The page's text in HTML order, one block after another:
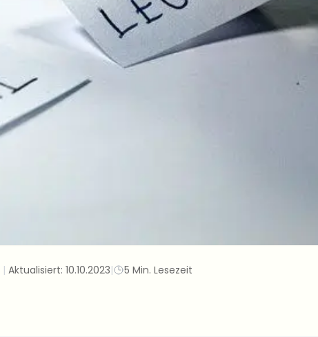
| Aktualisiert: 10.10.2023| 5 Min. Lesezeit